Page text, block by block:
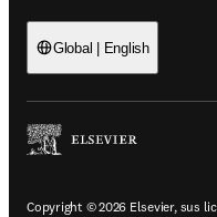
Global | English
Copyright © 2026 Elsevier, sus